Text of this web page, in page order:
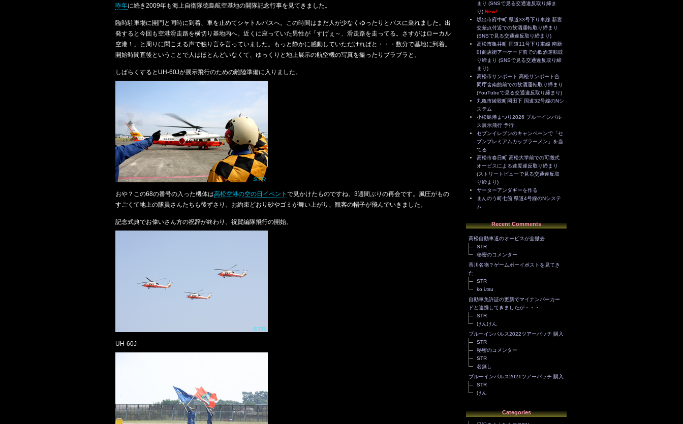
昨年に続き2009年も海上自衛隊徳島航空基地の開隊記念行事を見てきました。
臨時駐車場に開門と同時に到着、車を止めてシャトルバスへ。この時間はまだ人が少なくゆったりとバスに乗れました。出
発すると今回も空港滑走路を横切り基地内へ。近くに座っていた男性が「すげぇ～、滑走路を走ってる。さすがはローカル
空港！」と周りに聞こえる声で独り言を言っていました。もっと静かに感動していただければと・・・数分で基地に到着。
開始時間直後ということで人はほとんどいなくて、ゆっくりと地上展示の航空機の写真を撮ったりブラブラと。
しばらくするとUH-60Jが展示飛行のための離陸準備に入りました。
おや？この68の番号の入った機体は高松空港の空の日イベント で見かけたものですね。3週間ぶりの再会です。風圧がもの
すごくて地上の隊員さんたちも後ずさり。お約束どおり砂やゴミが舞い上がり、観客の帽子が飛んでいきました。
記念式典でお偉いさん方の祝辞が終わり、祝賀編隊飛行の開始。
UH-60J
まり (SNSで見る交通違反取り締ま
り) New!
坂出市府中町 県道33号下り車線 新宮
交差点付近での飲酒運転取り締まり
(SNSで見る交通違反取り締まり)
高松市亀井町 国道11号下り車線 南新
町商店街アーケード前での飲酒運転取
り締まり (SNSで見る交通違反取り締
まり)
高松市サンポート 高松サンポート合
同庁舎南館前での飲酒運転取り締まり
(YouTubeで見る交通違反取り締まり)
丸亀市綾歌町岡田下 国道32号線のNシ
ステム
小松島港まつり2026 ブルーインパル
ス展示飛行 予行
セブンイレブンのキャンペーンで「セ
ブンプレミアムカップラーメン」を当
てる
高松市春日町 高松大学前での可搬式
オービスによる速度違反取り締まり
(ストリートビューで見る交通違反取
り締まり)
サーターアンダギーを作る
まんのう町七箇 県道4号線のNシステ
ム
Recent Comments
高松自動車道のオービスが全撤去
STR
秘密のコメンター
香川名物？ゲームボーイポストを見てき
た
STR
ko.i.tsu
自動車免許証の更新でマイナンバーカー
ドと連携してきましたが・・・
STR
けんけん
ブルーインパルス2022ツアーパッチ 購入
STR
秘密のコメンター
STR
名無し
ブルーインパルス2021ツアーパッチ 購入
STR
けん
Categories